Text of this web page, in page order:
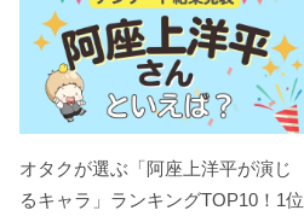
オタクが選ぶ「阿座上洋平が演じ
るキャラ」ランキングTOP10！1位